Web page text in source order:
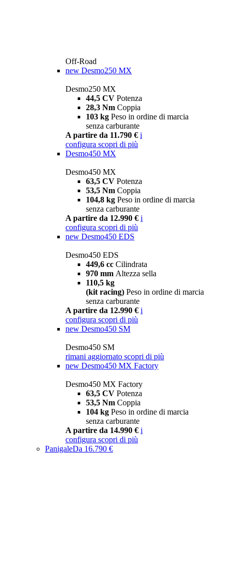
Off-Road
new Desmo250 MX
Desmo250 MX
44,5 CV Potenza
28,3 Nm Coppia
103 kg Peso in ordine di marcia
senza carburante
A partire da 11.790 € i
configura scopri di più
Desmo450 MX
Desmo450 MX
63,5 CV Potenza
53,5 Nm Coppia
104,8 kg Peso in ordine di marcia
senza carburante
A partire da 12.990 € i
configura scopri di più
new Desmo450 EDS
Desmo450 EDS
449,6 cc Cilindrata
970 mm Altezza sella
110,5 kg
(kit racing) Peso in ordine di marcia
senza carburante
A partire da 12.990 € i
configura scopri di più
new Desmo450 SM
Desmo450 SM
rimani aggiornato scopri di più
new Desmo450 MX Factory
Desmo450 MX Factory
63,5 CV Potenza
53,5 Nm Coppia
104 kg Peso in ordine di marcia
senza carburante
A partire da 14.990 € i
configura scopri di più
PanigaleDa 16.790 €